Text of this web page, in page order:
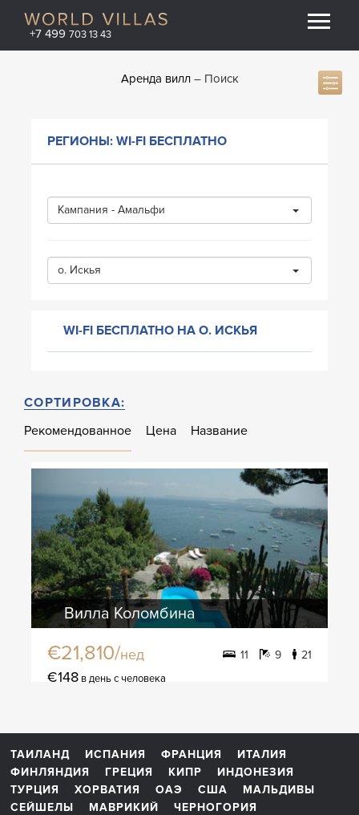
+7 499 703 13 43
Аренда вилл Поиск
РЕГИОНЫ: WI-FI БЕСПЛАТНО
Кампания - Амальфи
о. Искья
WI-FI БЕСПЛАТНО НА О. ИСКЬЯ
СОРТИРОВКА:
Рекомендованное
Цена Название
Вилла Коломбина
€21,810/нед 11 9 21
€148 в день с человека
ТАИЛАНД ИСПАНИЯ ФРАНЦИЯ
ИТАЛИЯ
ФИНЛЯНДИЯ
ГРЕЦИЯ КИПР
ИНДОНЕЗИЯ
ТУРЦИЯ
ХОРВАТИЯ ОАЭ США
МАЛЬДИВЫ
СЕЙШЕЛЫ
МАВРИКИЙ ЧЕРНОГОРИЯ